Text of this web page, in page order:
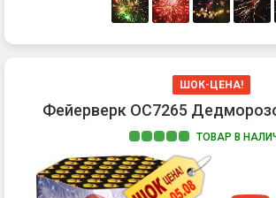
ШОК-ЦЕНА!
Фейерверк ОС7265
ТОВАР В